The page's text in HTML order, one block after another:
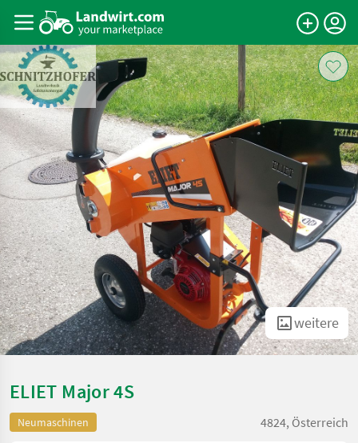
weitere
ELIET Major 4S
Neumaschinen 4824, Österreich